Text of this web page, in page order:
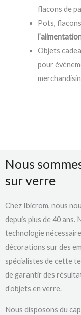
flacons de
Pots,
Objets
pour
Nous
sur verre
Chez Ibicrom, nous
depuis plus de 40 ans.
technologie
décorations sur des
spécialistes de cette
de garantir des
d’objets en verre.
Nous disposons du